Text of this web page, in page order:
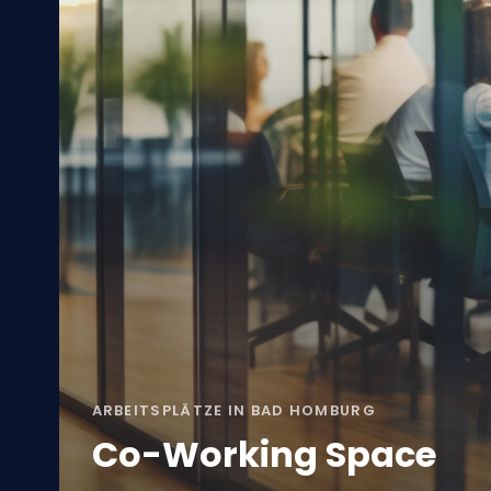
ARBEITSPLÄTZE IN BAD HOMBURG
Co-Working Space